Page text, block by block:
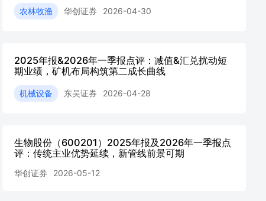
农林牧渔 华创证券 2026-04-30
2025年报&2026年一季报点评：减值&汇兑扰动短
期业绩，矿机布局构筑第二成长曲线
机械设备 东吴证券 2026-04-28
生物股份（600201）2025年报及2026年一季报点
评：传统主业优势延续，新管线前景可期
华创证券 2026-05-12